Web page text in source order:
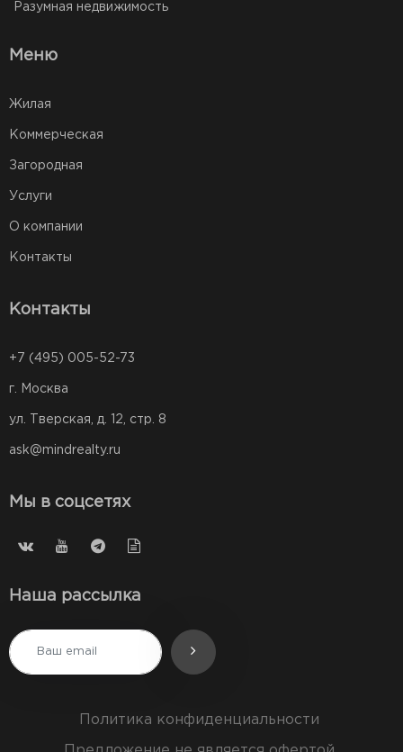
Разумная недвижимость
Меню
Жилая
Коммерческая
Загородная
Услуги
О компании
Контакты
Контакты
+7 (495) 005-52-73
г. Москва
ул. Тверская, д. 12, стр. 8
ask@mindrealty.ru
Мы в соцсетях
Наша рассылка
Политика конфиденциальности